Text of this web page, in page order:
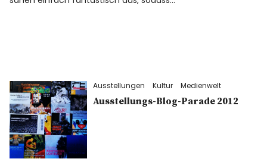
Ausstellungen Kultur Medienwelt
Ausstellungs-Blog-Parade 2012